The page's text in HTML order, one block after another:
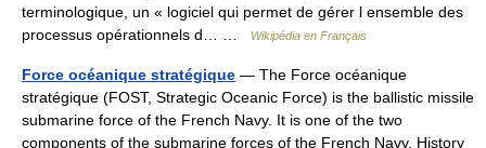
terminologique, un « logiciel qui permet de gérer l ensemble des
processus opérationnels d… …
Wikipédia en Français
Force océanique stratégique — The Force océanique
stratégique (FOST, Strategic Oceanic Force) is the ballistic missile
submarine force of the French Navy. It is one of the two
components of the submarine forces of the French Navy. History